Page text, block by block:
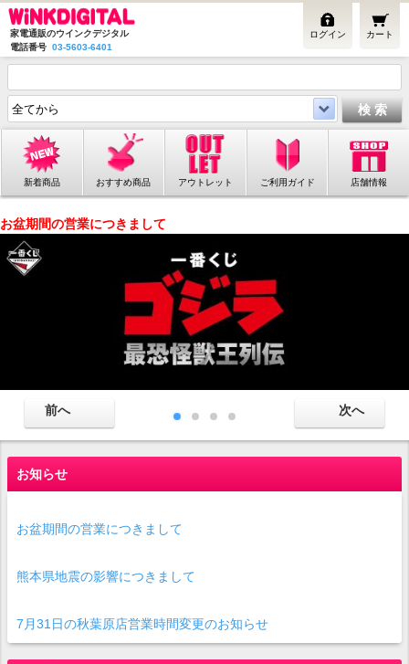
家電通販のウインクデジタル
電話番号 03-5603-6401
カート
ログイン
新着商品 おすすめ商品 アウトレット ご利用ガイド 店舗情報
お盆期間の営業につきまして
お知らせ
お盆期間の営業につきまして
熊本県地震の影響につきまして
7月31日の秋葉原店営業時間変更のお知らせ